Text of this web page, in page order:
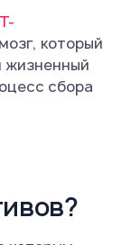
который
жизненный
сбора